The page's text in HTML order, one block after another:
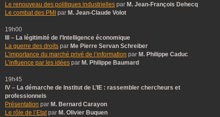
Le renouveau des politiques industrielles par M. Jean-François Dehecq
Le combat des PMI par M. Jean-Claude Volot
19h00
III – La légitimité de l’Intelligence économique
La guerre des droits par Me Pierre Servan Schreiber
L’importance du marché privé de l’information par M. Philippe Caduc
L’influence par les idées par M. Philippe Baumard
19h45
IV – La démarche de Institut de L’IE : rassembler chercheurs et
professionnels
Présentation par M. Bernard Carayon
Le rôle de l’Etatpar M. Olivier Buquen